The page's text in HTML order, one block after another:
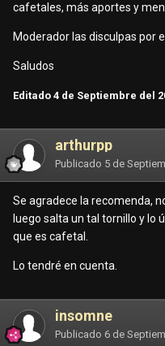
cafetales, más aportes y
Moderador las disculpas por
Saludos
Editado 4 de Septiembre del
arthurpp
Publicado 5 de
Se agradece la recomenda,
luego salta un tal tornillo y lo
que es cafetal.
Lo tendré en cuenta.
insomne
Publicado 6 de